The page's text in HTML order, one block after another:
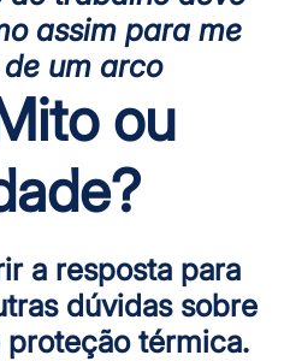
assim para me
um arco
ou
a resposta para
dúvidas sobre
térmica.